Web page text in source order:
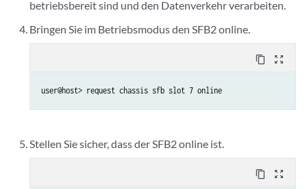
betriebsbereit sind und den Datenverkehr verarbeiten.
Bringen Sie im Betriebsmodus den SFB2 online.
content_copy zoom_out_map
Stellen Sie sicher, dass der SFB2 online ist.
content_copy zoom_out_map